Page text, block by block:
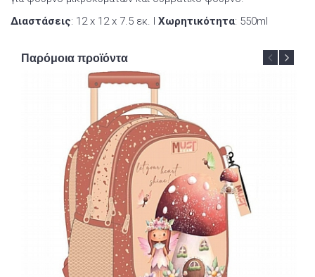
Διαστάσεις: 12 x 12 x 7.5 εκ. Ι Χωρητικότητα: 550ml
Παρόμοια προϊόντα